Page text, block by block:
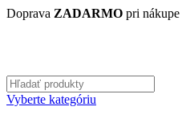
Doprava ZADARMO pri nákupe
Vyberte kategóriu